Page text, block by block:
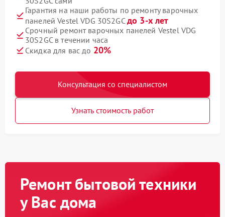
Гарантия на наши работы по ремонту варочных
панелей Vestel VDG 30S2GCдо 3-х лет
Срочный ремонт варочных панелей Vestel VDG
30S2GC в течении часа
Скидка для вас до 20%
Консультация со специалистом
Узнать стоимость работ
Ремонт бытовой техники
у Вас дома